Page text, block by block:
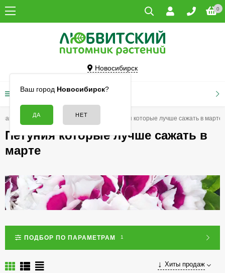
0
Новосибирск
Ваш город Новосибирск?
КАТАЛОГ ТОВАРОВ
Семена Петуния Петуния которые лучше сажать в марте
Петуния которые лучше сажать в
марте
ПОДБОР ПО ПАРАМЕТРАМ 1
Хиты продаж